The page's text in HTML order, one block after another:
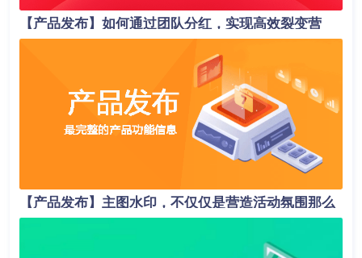
【产品发布】如何通过团队分红，实现高效裂变营
销？
【产品发布】主图水印，不仅仅是营造活动氛围那么
简单！